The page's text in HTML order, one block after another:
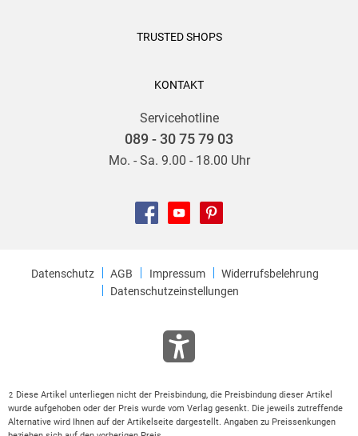
TRUSTED SHOPS
KONTAKT
Servicehotline
089 - 30 75 79 03
Mo. - Sa. 9.00 - 18.00 Uhr
Datenschutz AGB Impressum
Widerrufsbelehrung
Datenschutzeinstellungen
2
Diese Artikel unterliegen nicht der Preisbindung, die Preisbindung dieser Artikel
wurde aufgehoben oder der Preis wurde vom Verlag gesenkt. Die jeweils zutreffende
Alternative wird Ihnen auf der Artikelseite dargestellt. Angaben zu Preissenkungen